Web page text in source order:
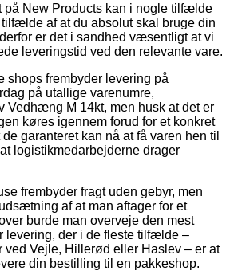
på New Products kan i nogle tilfælde
af at du absolut skal bruge din
er det i sandhed væsentligt at vi
leveringstid ved den relevante vare.
shops frembyder levering på
på utallige varenumre,
Vedhæng M 14kt, men husk at det er
køres igennem forud for et konkret
garanteret kan nå at få varen hen til
logistikmedarbejderne drager
frembyder fragt uden gebyr, men
af at man aftager for et
burde man overveje den mest
levering, der i de fleste tilfælde –
ved Vejle, Hillerød eller Haslev – er at
din bestilling til en pakkeshop.